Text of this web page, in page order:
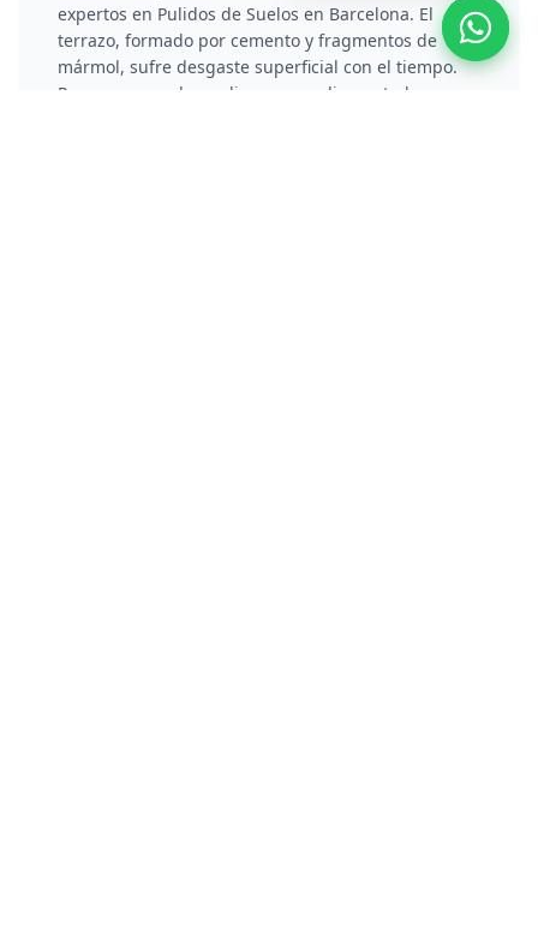
expertos en Pulidos de Suelos en Barcelona. El
terrazo, formado por cemento y fragmentos de
mármol, sufre desgaste superficial con el tiempo.
Para recuperarlo, realizamos un diamantado por